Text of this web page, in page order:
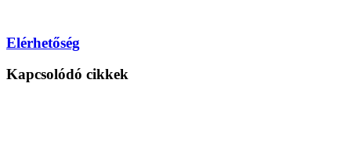
Elérhetőség
Kapcsolódó cikkek